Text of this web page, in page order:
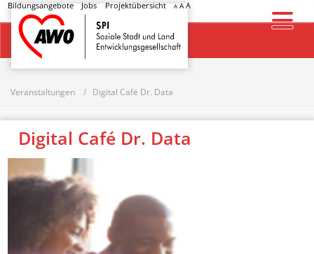
Bildungsangebote Jobs Projektübersicht A AA
Startseite
Veranstaltungen Digital Café Dr. Data
Digital Café Dr. Data